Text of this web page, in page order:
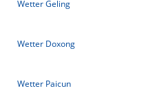
Wetter Geling
Wetter Doxong
Wetter Paicun